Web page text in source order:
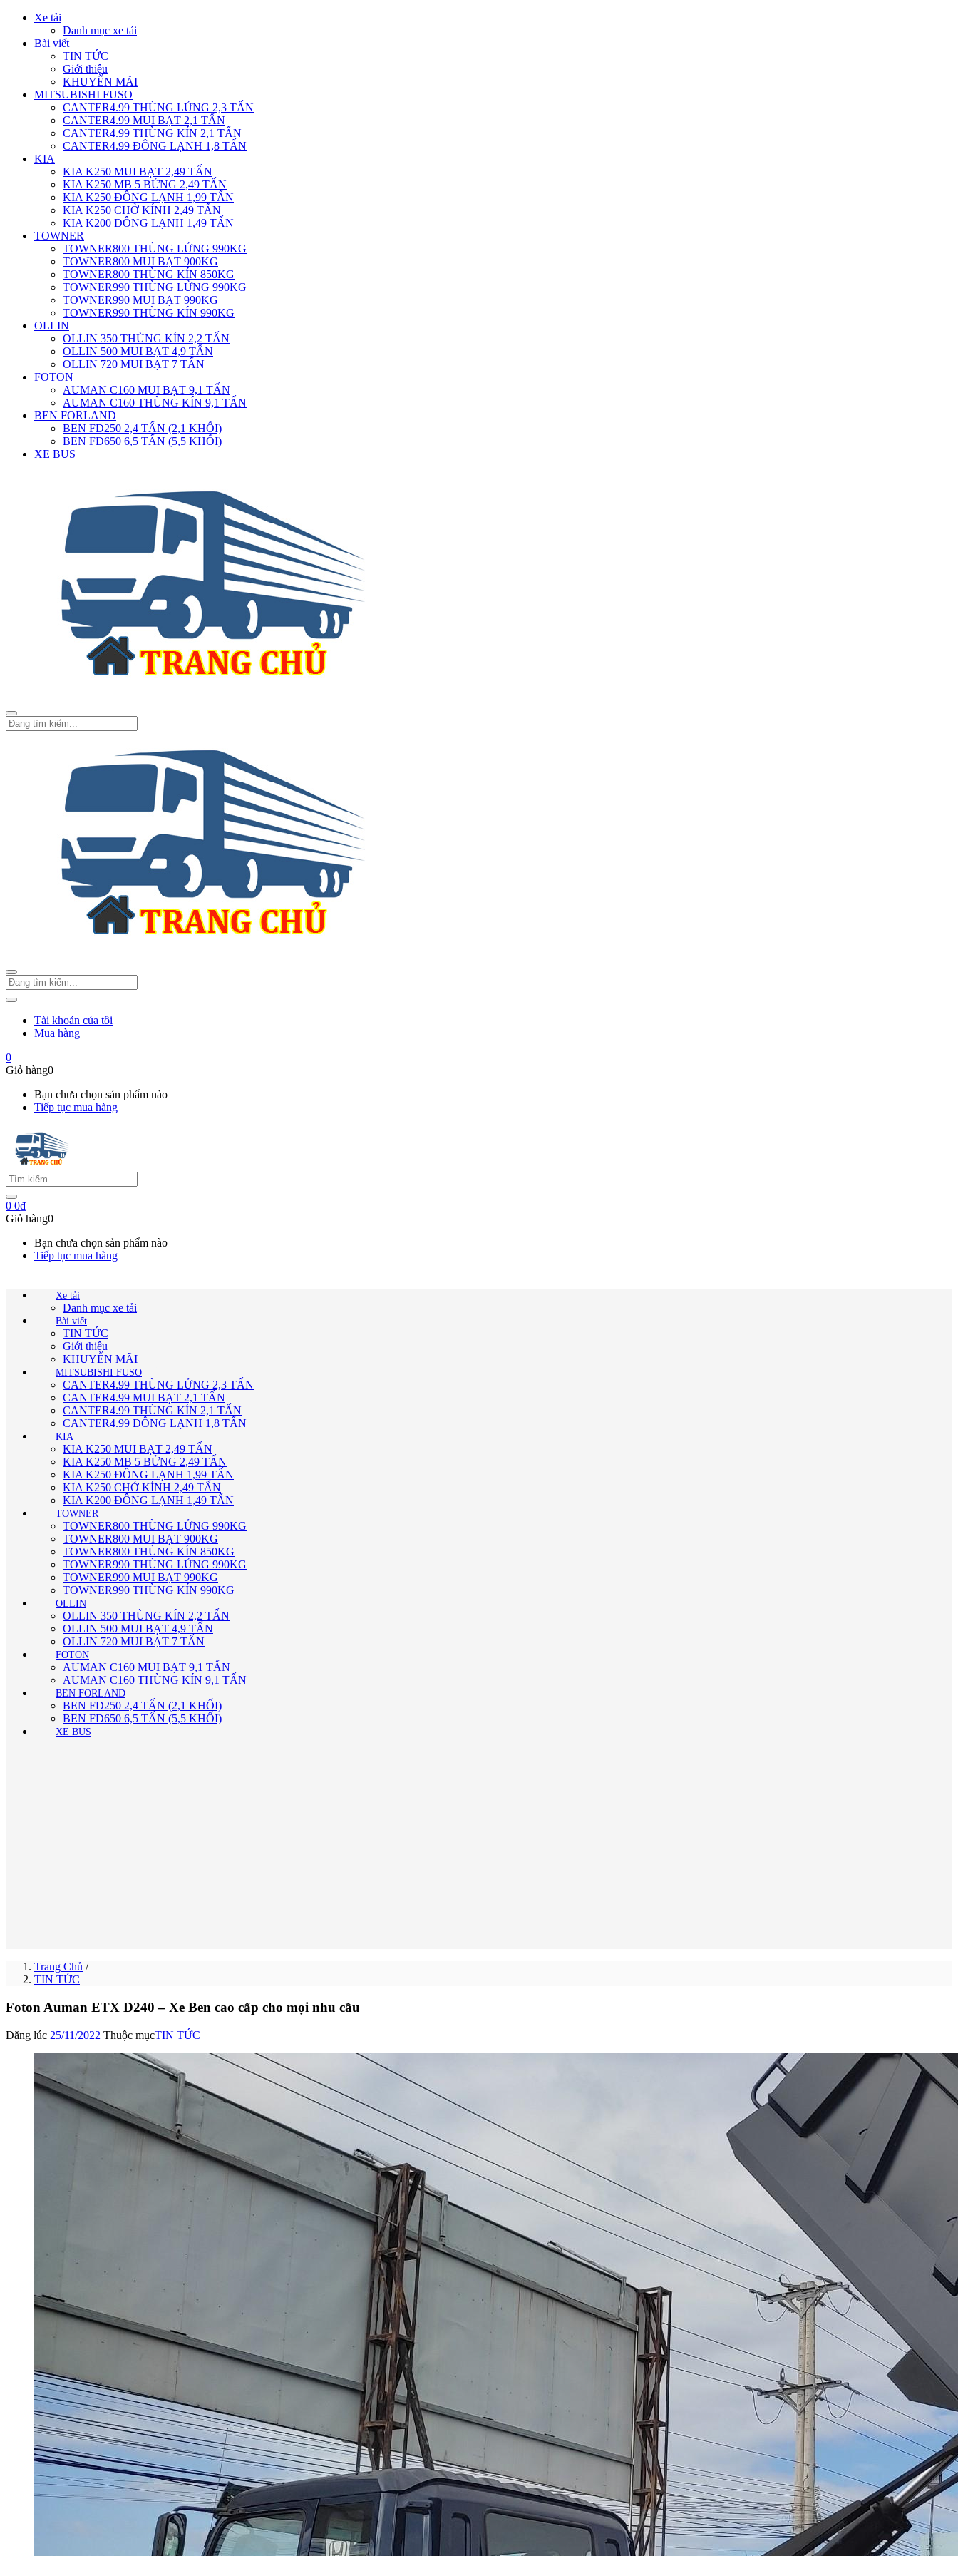
Xe tải
Danh mục xe tải
Bài viết
TIN TỨC
Giới thiệu
KHUYẾN MÃI
MITSUBISHI FUSO
CANTER4.99 THÙNG LỬNG 2,3 TẤN
CANTER4.99 MUI BẠT 2,1 TẤN
CANTER4.99 THÙNG KÍN 2,1 TẤN
CANTER4.99 ĐÔNG LẠNH 1,8 TẤN
KIA
KIA K250 MUI BẠT 2,49 TẤN
KIA K250 MB 5 BỬNG 2,49 TẤN
KIA K250 ĐÔNG LẠNH 1,99 TẤN
KIA K250 CHỞ KÍNH 2,49 TẤN
KIA K200 ĐÔNG LẠNH 1,49 TẤN
TOWNER
TOWNER800 THÙNG LỬNG 990KG
TOWNER800 MUI BẠT 900KG
TOWNER800 THÙNG KÍN 850KG
TOWNER990 THÙNG LỬNG 990KG
TOWNER990 MUI BẠT 990KG
TOWNER990 THÙNG KÍN 990KG
OLLIN
OLLIN 350 THÙNG KÍN 2,2 TẤN
OLLIN 500 MUI BẠT 4,9 TẤN
OLLIN 720 MUI BẠT 7 TẤN
FOTON
AUMAN C160 MUI BẠT 9,1 TẤN
AUMAN C160 THÙNG KÍN 9,1 TẤN
BEN FORLAND
BEN FD250 2,4 TẤN (2,1 KHỐI)
BEN FD650 6,5 TẤN (5,5 KHỐI)
XE BUS
Tài khoản của tôi
Mua hàng
0
Giỏ hàng0
Bạn chưa chọn sản phẩm nào
Tiếp tục mua hàng
0 0₫
Giỏ hàng0
Bạn chưa chọn sản phẩm nào
Tiếp tục mua hàng
Xe tải
Danh mục xe tải
Bài viết
TIN TỨC
Giới thiệu
KHUYẾN MÃI
MITSUBISHI FUSO
CANTER4.99 THÙNG LỬNG 2,3 TẤN
CANTER4.99 MUI BẠT 2,1 TẤN
CANTER4.99 THÙNG KÍN 2,1 TẤN
CANTER4.99 ĐÔNG LẠNH 1,8 TẤN
KIA
KIA K250 MUI BẠT 2,49 TẤN
KIA K250 MB 5 BỬNG 2,49 TẤN
KIA K250 ĐÔNG LẠNH 1,99 TẤN
KIA K250 CHỞ KÍNH 2,49 TẤN
KIA K200 ĐÔNG LẠNH 1,49 TẤN
TOWNER
TOWNER800 THÙNG LỬNG 990KG
TOWNER800 MUI BẠT 900KG
TOWNER800 THÙNG KÍN 850KG
TOWNER990 THÙNG LỬNG 990KG
TOWNER990 MUI BẠT 990KG
TOWNER990 THÙNG KÍN 990KG
OLLIN
OLLIN 350 THÙNG KÍN 2,2 TẤN
OLLIN 500 MUI BẠT 4,9 TẤN
OLLIN 720 MUI BẠT 7 TẤN
FOTON
AUMAN C160 MUI BẠT 9,1 TẤN
AUMAN C160 THÙNG KÍN 9,1 TẤN
BEN FORLAND
BEN FD250 2,4 TẤN (2,1 KHỐI)
BEN FD650 6,5 TẤN (5,5 KHỐI)
XE BUS
Trang Chủ /
TIN TỨC
Foton Auman ETX D240 – Xe Ben cao cấp cho mọi nhu cầu
Đăng lúc 25/11/2022 Thuộc mụcTIN TỨC